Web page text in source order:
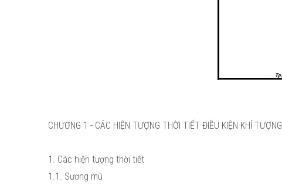
CHƯƠNG 1 - CÁC HIỆN TƯỢNG THỜI TIẾT ĐIỀU KIỆN KHÍ
1. Các hiện tượng thời tiết
1.1. Sương mù